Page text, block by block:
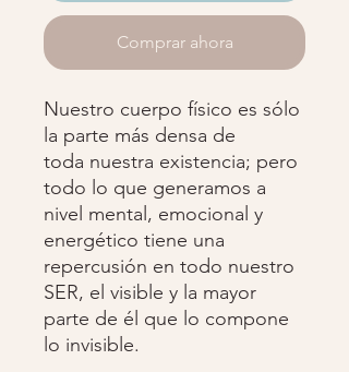
Comprar ahora
Nuestro cuerpo físico es sólo
la parte más densa de
toda nuestra existencia; pero
todo lo que generamos a
nivel mental, emocional y
energético tiene una
repercusión en todo nuestro
SER, el visible y la mayor
parte de él que lo compone
lo invisible.